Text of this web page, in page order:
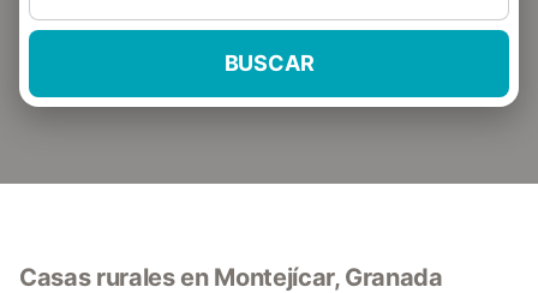
BUSCAR
Casas rurales en Montejícar, Granada